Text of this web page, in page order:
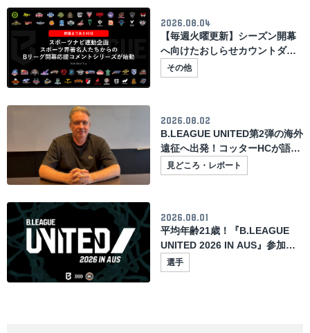
2026.08.04
【毎週火曜更新】シーズン開幕
へ向けたおしらせカウントダウ
ンその他
2026.08.02
B.LEAGUE UNITED第2弾の海外
遠征へ出発！コッターHCが語る
NBL強豪への挑戦と成長への期
待
見どころ・レポート
2026.08.01
平均年齢21歳！『B.LEAGUE
UNITED 2026 IN AUS』参加選
手たちの意気込みをご紹介！
選手